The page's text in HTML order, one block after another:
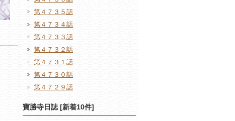
第４７３５話
第４７３４話
第４７３３話
第４７３２話
第４７３１話
第４７３０話
第４７２９話
寶勝寺日誌 [新着10件]